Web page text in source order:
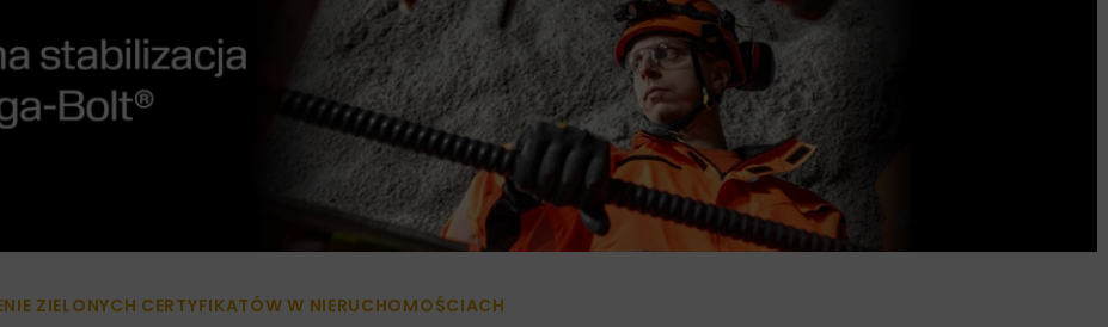
ZIELONYCH CERTYFIKATÓW W NIERUCHOMOŚCIACH